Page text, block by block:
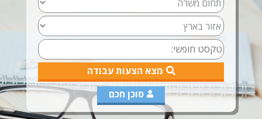
מצא הצעות עבודה
סוכן חכם